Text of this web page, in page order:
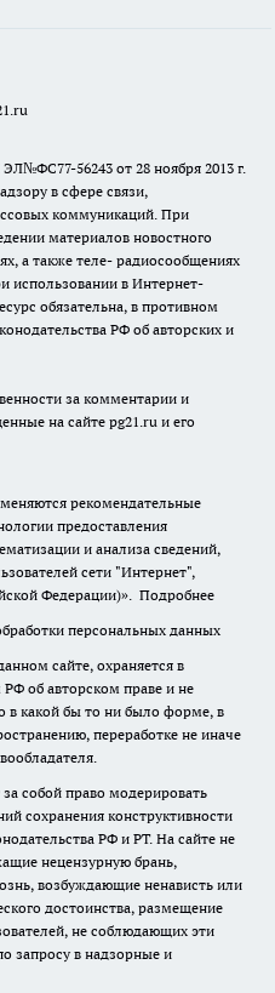
56243 от 28 ноября 2013 г.
в сфере связи,
коммуникаций. При
материалов новостного
а также теле- радиосообщениях
использовании в Интернет-
обязательна, в противном
РФ об авторских и
за комментарии и
на сайте pg21.ru и его
рекомендательные
предоставления
и анализа сведений,
сети "Интернет",
Федерации)». Подробнее
персональных данных
сайте, охраняется в
РФ об авторском праве и не
в какой бы то ни было форме, в
переработке не иначе
собой право модерировать
сохранения конструктивности
РФ и РТ. На сайте не
нецензурную брань,
возбуждающие ненависть или
достоинства, размещение
не соблюдающих эти
запросу в надзорные и